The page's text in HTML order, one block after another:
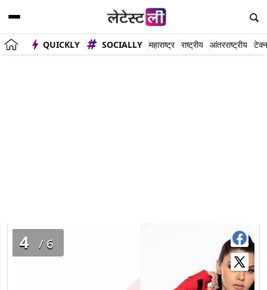
QUICKLY SOCIALLY महाराष्ट्र राष्ट्रीय आंतरराष्ट्रीय
4 /6